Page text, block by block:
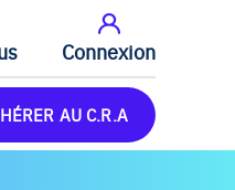
Connexion
AU C.R.A